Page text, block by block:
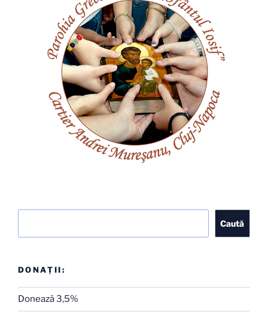
Caută
DONAȚII:
Donează 3,5%